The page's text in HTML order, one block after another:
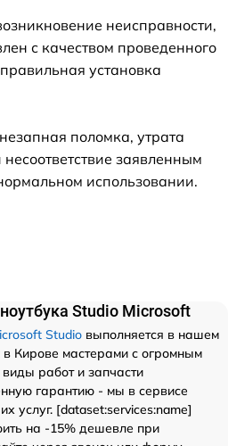
неисправности,
с качеством проведенного
установка
поломка, утрата
заявленным
использовании.
Studio Microsoft
Studio выполняется в нашем
Кирове мастерами с огромным
работ и запчасти
гарантию - мы в сервисе
услуг. [dataset:services:name]
на -15% дешевле при